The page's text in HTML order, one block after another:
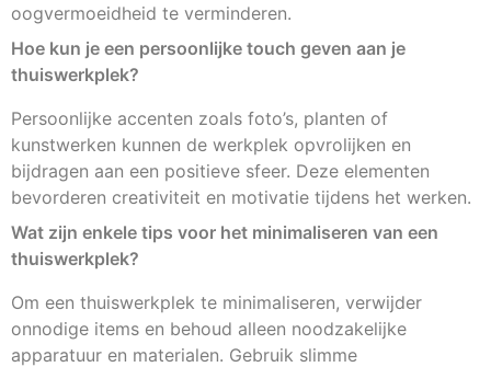
oogvermoeidheid te verminderen.
Hoe kun je een persoonlijke touch geven aan je
thuiswerkplek?
Persoonlijke accenten zoals foto’s, planten of
kunstwerken kunnen de werkplek opvrolijken en
bijdragen aan een positieve sfeer. Deze elementen
bevorderen creativiteit en motivatie tijdens het werken.
Wat zijn enkele tips voor het minimaliseren van een
thuiswerkplek?
Om een thuiswerkplek te minimaliseren, verwijder
onnodige items en behoud alleen noodzakelijke
apparatuur en materialen. Gebruik slimme